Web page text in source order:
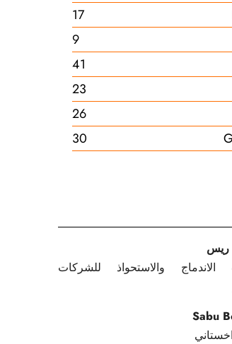
17
9
41
23
26
30
ريس
الاندماج والاستحواذ للشركات
Sabu